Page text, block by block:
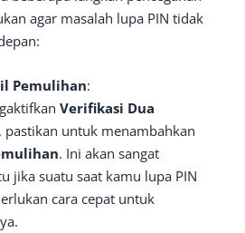
agar masalah lupa PIN tidak
Pemulihan:
Verifikasi Dua
, pastikan untuk menambahkan
. Ini akan sangat
jika suatu saat kamu lupa PIN
cara cepat untuk